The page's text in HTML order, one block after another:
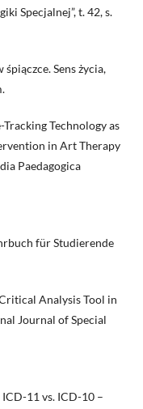
Specjalnej”, t. 42, s.
Sens życia,
Technology as
in Art Therapy
Paedagogica
für Studierende
Analysis Tool in
Journal of Special
11 vs. ICD-10 –